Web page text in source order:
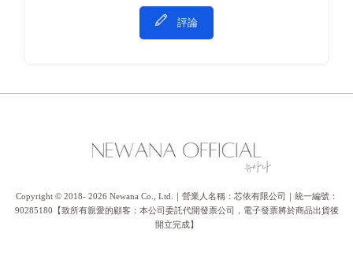
評論
Copyright © 2018- 2026 Newana Co., Ltd.｜營業人名稱：芯依有限公司｜統一編號：
90285180【致所有親愛的顧客：本公司委託代開發票公司，電子發票將於商品出貨後
開立完成】